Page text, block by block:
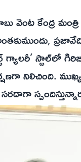
వెంట కేంద్ర
గ్యాలరీ’ స్టాల్‌లో
నిలిచింది.